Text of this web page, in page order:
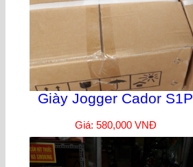
Giày Jogger Cador S1P
Giá: 580,000 VNĐ